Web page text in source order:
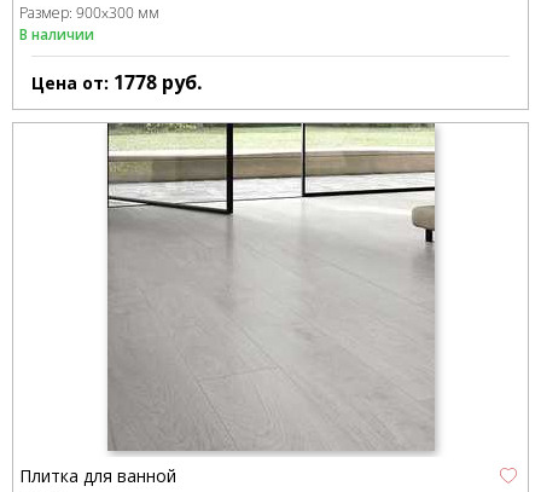
Размер: 900x300 мм
В наличии
Цена от: 1778 руб.
Плитка для ванной